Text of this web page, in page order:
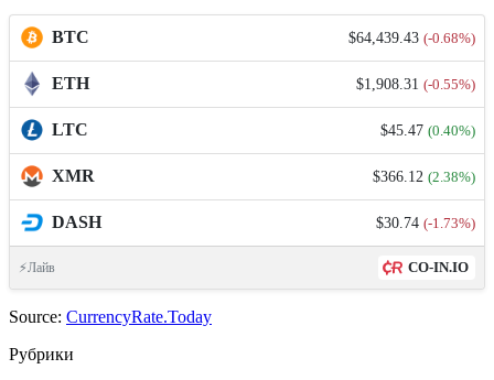
BTC $64,439.43 (-0.68%)
ETH $1,908.31 (-0.55%)
LTC $45.47 (0.40%)
XMR $366.12 (2.38%)
DASH $30.74 (-1.73%)
⚡Лайв CO-IN.IO
Source: CurrencyRate.Today
Рубрики